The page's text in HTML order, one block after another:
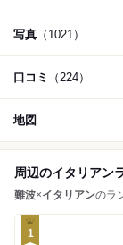
写真 （1021）
口コミ （224）
地図
周辺のイタリアン
難波×イタリアンのラ
1